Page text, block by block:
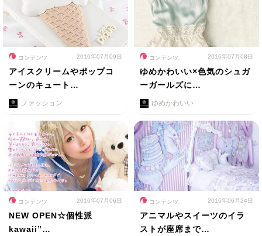
コンテンツ 2016年07月09日
アイスクリームやポップコ
ーンのキュート…
ファッション
コンテンツ 2016年07月08日
ゆめかわいい×色気のシュガ
ーガールズに…
ゆめかわいい
コンテンツ 2016年07月06日
NEW OPEN☆個性派
kawaii”…
コンテンツ 2016年06月24日
アニマルやスイーツのイラ
ストが座席まで…